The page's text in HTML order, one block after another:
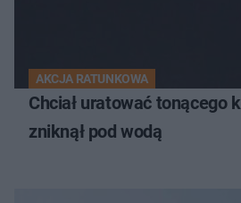
AKCJA RATUNKOWA
Chciał uratować tonącego
zniknął pod wodą